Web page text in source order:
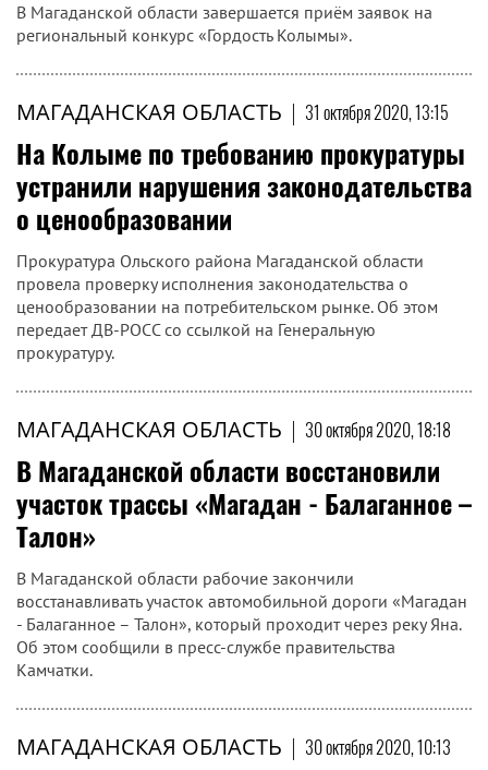
В Магаданской области завершается приём заявок на
региональный конкурс «Гордость Колымы».
МАГАДАНСКАЯ ОБЛАСТЬ | 31 октября 2020, 13:15
На Колыме по требованию прокуратуры
устранили нарушения законодательства
о ценообразовании
Прокуратура Ольского района Магаданской области
провела проверку исполнения законодательства о
ценообразовании на потребительском рынке. Об этом
передает ДВ-РОСС со ссылкой на Генеральную
прокуратуру.
МАГАДАНСКАЯ ОБЛАСТЬ | 30 октября 2020, 18:18
В Магаданской области восстановили
участок трассы «Магадан - Балаганное –
Талон»
В Магаданской области рабочие закончили
восстанавливать участок автомобильной дороги «Магадан
- Балаганное – Талон», который проходит через реку Яна.
Об этом сообщили в пресс-службе правительства
Камчатки.
МАГАДАНСКАЯ ОБЛАСТЬ | 30 октября 2020, 10:13